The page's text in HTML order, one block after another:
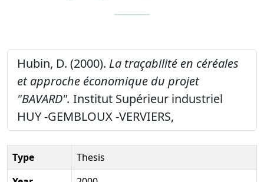
Hubin, D. (2000). La traçabilité en céréales
et approche économique du projet
"BAVARD". Institut Supérieur industriel
HUY -GEMBLOUX -VERVIERS,
Type
Thesis